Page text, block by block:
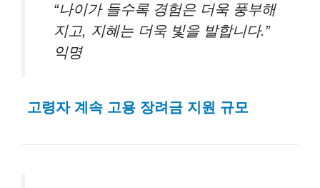
“나이가 들수록 경험은 더욱 풍부해
지고, 지혜는 더욱 빛을 발합니다.”
익명
고령자 계속 고용 장려금 지원 규모